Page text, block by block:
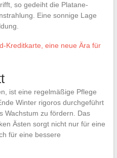
so gedeiht die Platane-
Eine sonnige Lage
Kreditkarte, eine neue Ära für
ist eine regelmäßige Pflege
Winter rigoros durchgeführt
Wachstum zu fördern. Das
Ästen sorgt nicht nur für eine
für eine bessere